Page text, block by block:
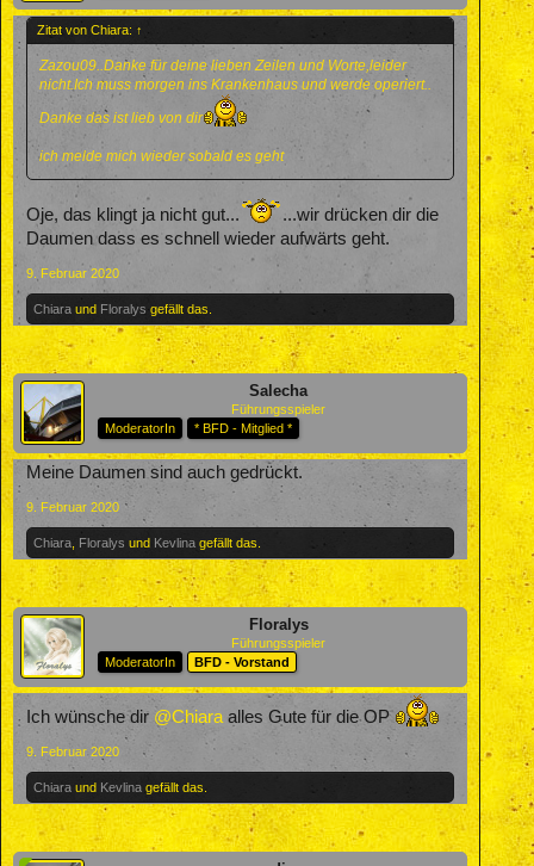
Zitat von Chiara: ↑
Zazou09..Danke für deine lieben Zeilen und Worte,leider
nicht.Ich muss morgen ins Krankenhaus und werde operiert..
Danke das ist lieb von dir
ich melde mich wieder sobald es geht
Oje, das klingt ja nicht gut...
...wir drücken dir die
Daumen dass es schnell wieder aufwärts geht.
9. Februar 2020
Chiara und Floralys gefällt das.
Salecha
Führungsspieler
ModeratorIn
* BFD - Mitglied *
Meine Daumen sind auch gedrückt.
9. Februar 2020
Chiara Floralys und Kevlina gefällt das.
Floralys
Führungsspieler
ModeratorIn
BFD - Vorstand
Ich wünsche dir @Chiaraalles Gute für die OP
9. Februar 2020
Chiara und Kevlina gefällt das.